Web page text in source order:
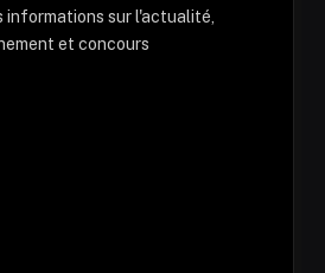
informations sur l'actualité,
et concours